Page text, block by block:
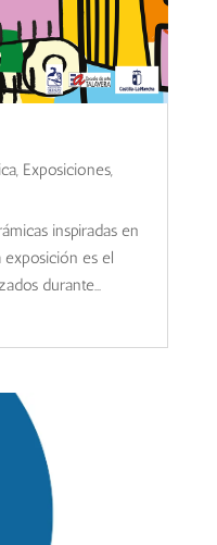
, Exposiciones,
inspiradas en
exposición es el
durante...